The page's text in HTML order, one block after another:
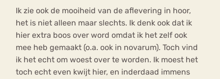
Ik zie ook de mooiheid van de aflevering in hoor,
het is niet alleen maar slechts. Ik denk ook dat ik
hier extra boos over word omdat ik het zelf ook
mee heb gemaakt (o.a. ook in novarum). Toch vind
ik het echt om woest over te worden. Ik moest het
toch echt even kwijt hier, en inderdaad immens